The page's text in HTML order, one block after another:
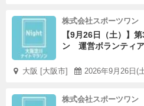
株式会社スポーツワン
【9月26日（土）】
ン 運営ボランティア
大阪 [大阪市] 2026年9月26日(
株式会社スポーツワン